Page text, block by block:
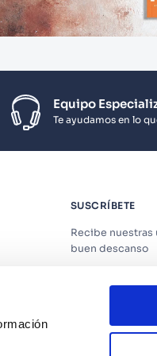
Equipo
Te ayudamos en lo
SUSCRÍBETE
Recibe nuestras
buen descanso
Acepto los